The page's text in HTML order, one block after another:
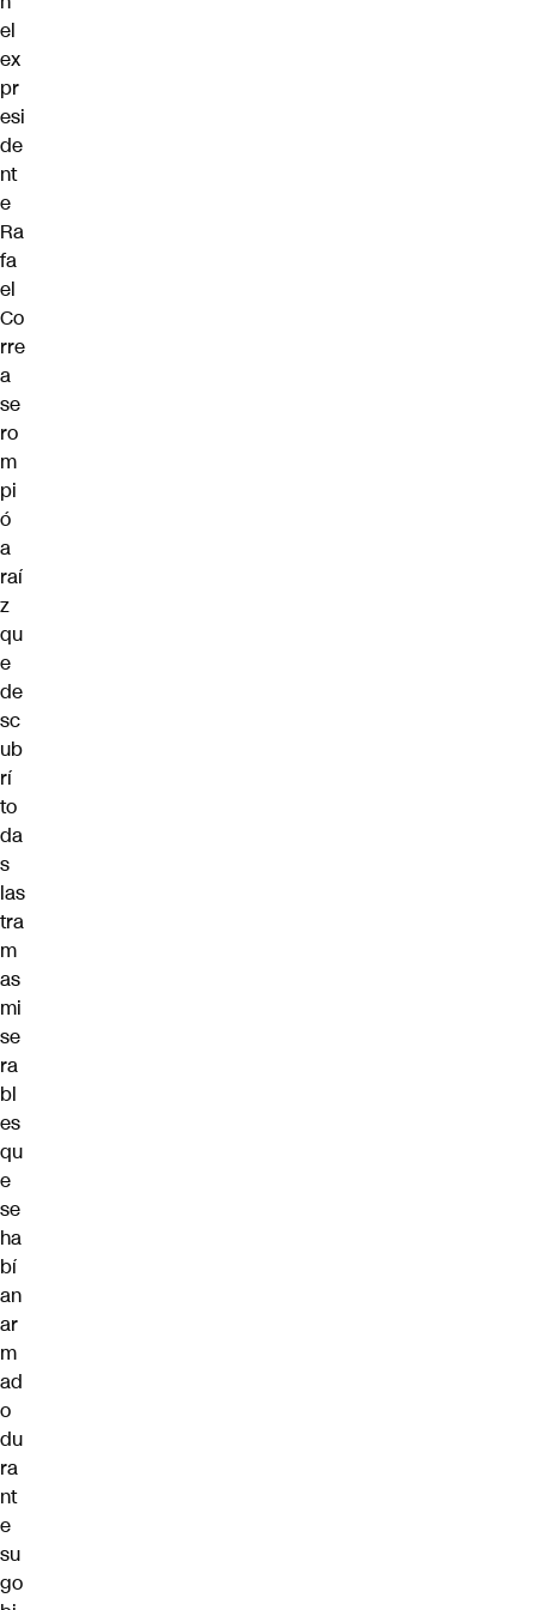
el
ex
pr
esi
de
nt
e
Ra
fa
el
Co
rre
a
se
ro
m
pi
ó
a
raí
z
qu
e
de
sc
ub
rí
to
da
s
las
tra
m
as
mi
se
ra
bl
es
qu
e
se
ha
bí
an
ar
m
ad
o
du
ra
nt
e
su
go